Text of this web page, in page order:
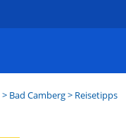
> Bad Camberg> Reisetipps